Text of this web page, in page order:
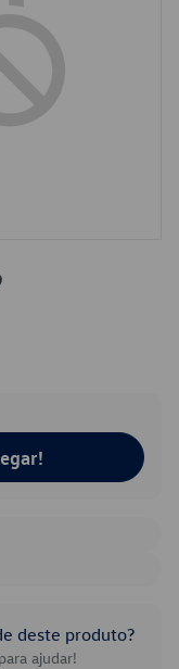
deste produto?
ajudar!